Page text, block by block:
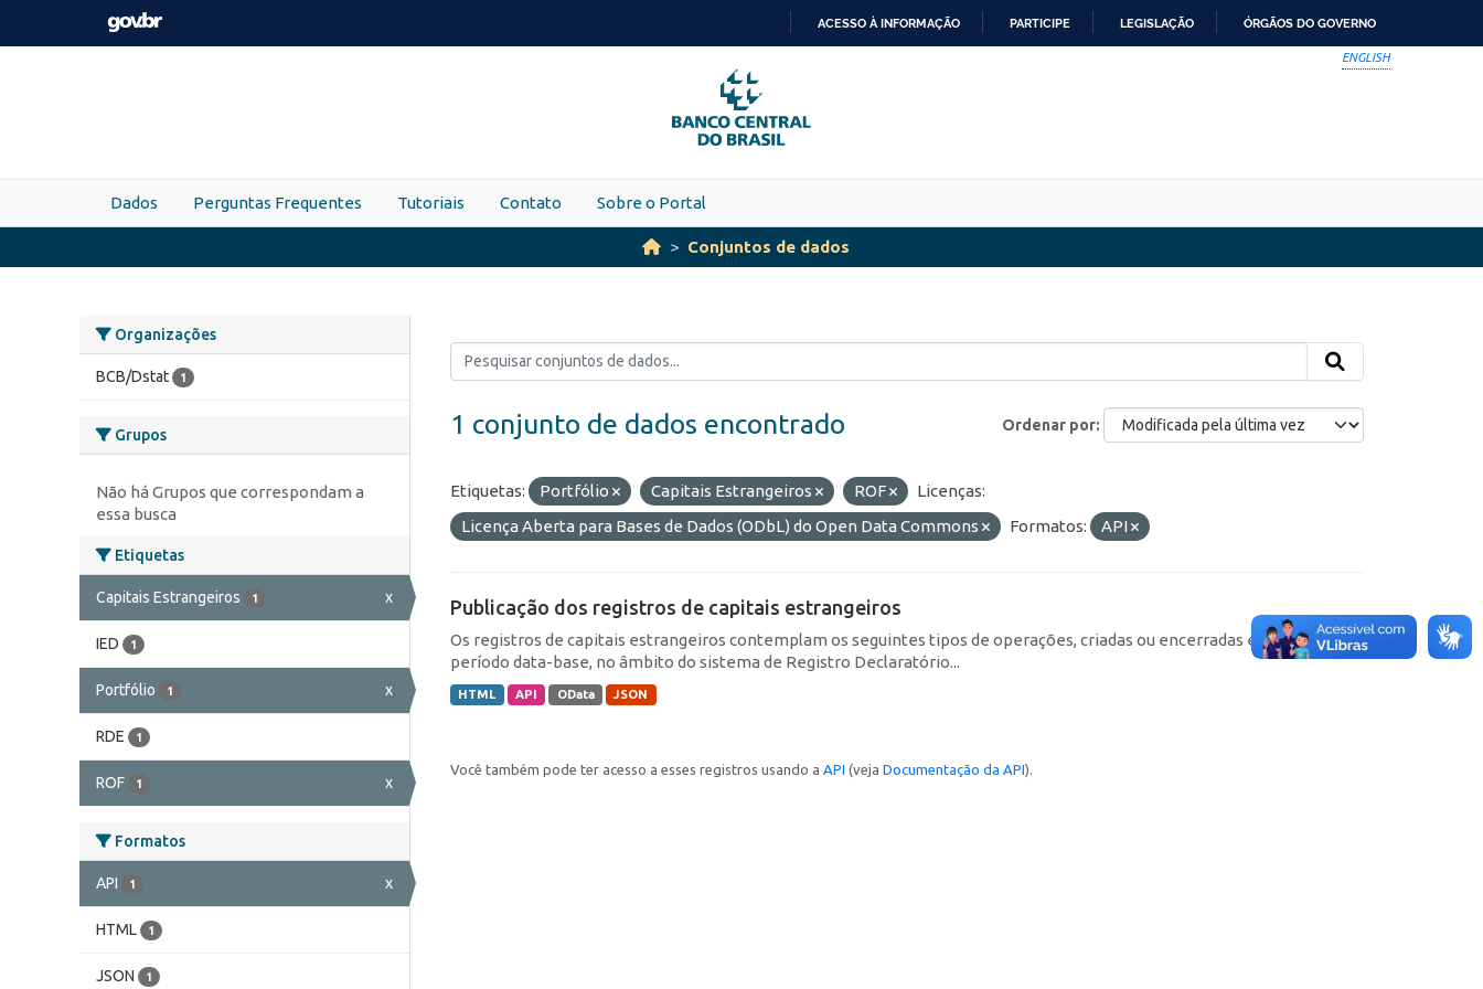
Skip to main content
PARA
O
CONTEÚDO
ACESSO À INFORMAÇÃO PARTICIPE LEGISLAÇÃO ÓRGÃOS DO GOVERNO
ENGLISH
Dados Perguntas Frequentes Tutoriais Contato Sobre o Portal
Conjuntos de dados
Organizações
BCB/Dstat 1
Grupos
Não há Grupos que correspondam a
essa busca
Etiquetas
Capitais Estrangeiros 1 x
IED 1
Portfólio 1 x
RDE 1
ROF 1 x
Formatos
API 1 x
HTML 1
JSON 1
Ordenar por
1 conjunto de dados encontrado
Etiquetas: Portfólio Capitais Estrangeiros ROF
Licenças:
Licença Aberta para Bases de Dados (ODbL) do Open Data Commons
Formatos: API
Publicação dos registros de capitais estrangeiros
Os registros de capitais estrangeiros contemplam os seguintes tipos de operações, criadas ou encerradas em cada
período data-base, no âmbito do sistema de Registro Declaratório...
HTML API OData JSON
Você também pode ter acesso a esses registros usando a API (veja Documentação da API).